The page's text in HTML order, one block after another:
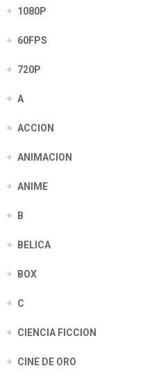
1080P
60FPS
720P
A
ACCION
ANIMACION
ANIME
B
BELICA
BOX
C
CIENCIA FICCION
CINE DE ORO